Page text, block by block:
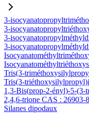
3-
3-
3-
3-
Tris(3-
Tris(3-
1,3-Bis(prop-2-ényl)-5-(3-
2,4,6-trione CAS : 26903-
Silanes dipodaux